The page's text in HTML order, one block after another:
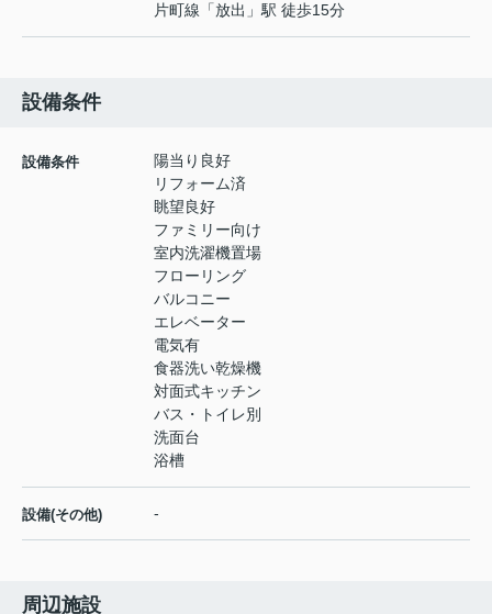
片町線 「放出 」駅 徒歩15分
設備条件
設備条件
陽当り良好
リフォーム済
眺望良好
ファミリー向け
室内洗濯機置場
フローリング
バルコニー
エレベーター
電気有
食器洗い乾燥機
対面式キッチン
バス・トイレ別
洗面台
浴槽
設備(その他) -
周辺施設